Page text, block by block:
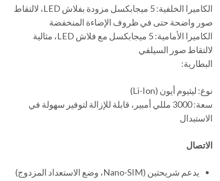
الكاميرا الخلفية: 5 ميجابكسل مزودة بفلاش LED، لالتقاط
صور واضحة حتى في ظروف الإضاءة المنخفضة
الكاميرا الأمامية: 5 ميجابكسل مع فلاش LED، مثالية
لالتقاط صور السيلفي
البطارية:
نوع: ليثيوم أيون (Li-Ion)
سعة: 3000 مللي أمبير، قابلة للإزالة لتوفير سهولة في
الاستبدال
الاتصال
يدعم شريحتين (Nano-SIM، وضع الاستعداد المزدوج)